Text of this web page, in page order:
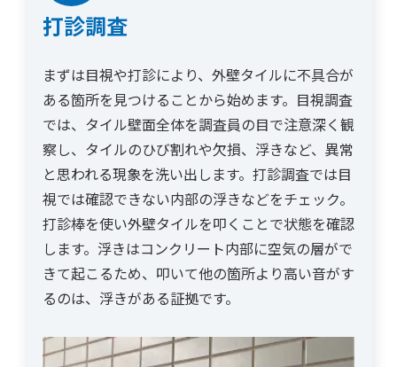
打診調査
まずは目視や打診により、外壁タイルに不具合が
ある箇所を見つけることから始めます。目視調査
では、タイル壁面全体を調査員の目で注意深く観
察し、タイルのひび割れや欠損、浮きなど、異常
と思われる現象を洗い出します。打診調査では目
視では確認できない内部の浮きなどをチェック。
打診棒を使い外壁タイルを叩くことで状態を確認
します。浮きはコンクリート内部に空気の層がで
きて起こるため、叩いて他の箇所より高い音がす
るのは、浮きがある証拠です。